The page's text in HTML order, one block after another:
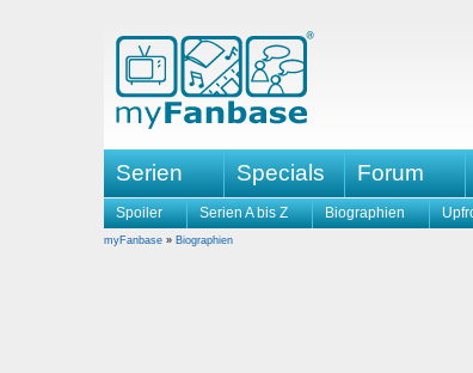
Serien Specials Forum
Spoiler Serien A bis Z Biographien
myFanbase » Biographien